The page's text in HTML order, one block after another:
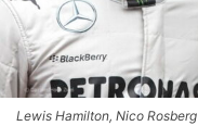
Lewis Hamilton, Nico Rosberg